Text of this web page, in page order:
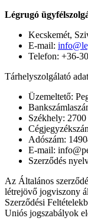
Légrugó
Kecskemét,
E-mail:
Telefon: +36-
Tárhelyszolgálató
Üzemeltető:
Székhely:
Adószám:
E-mail:
Szerződés
Az Általános
létrejövő jogviszony
Szerződési
Uniós jogszabályok